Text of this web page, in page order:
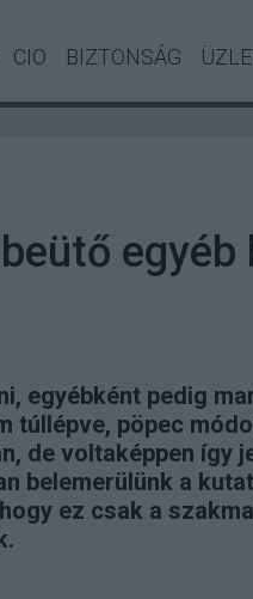
CIO BIZTONSÁG
egyéb
egyébként pedig
pöpec
de voltaképpen így
belemerülünk a
ez csak a